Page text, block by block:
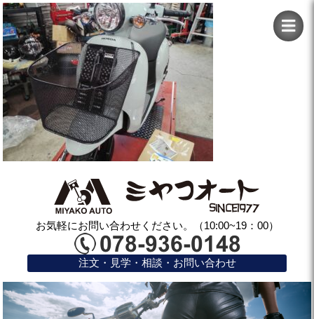
お気軽にお問い合わせください。（10:00~19：00）
注文・見学・相談・お問い合わせ